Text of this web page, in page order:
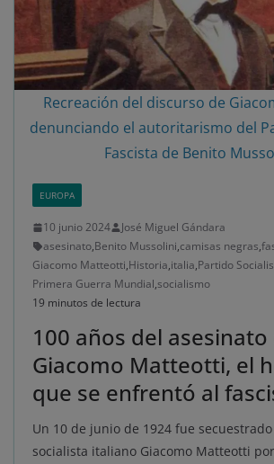
Recreación del discurso de
denunciando el autoritarismo del
Fascista de Benito
EUROPA
10 junio 2024
José Miguel Gándara
asesinato,Benito Mussolini,camisas negras,
Giacomo Matteotti,Historia,italia,Partido
Primera Guerra Mundial,socialismo
19 minutos de lectura
100 años del asesinato
Giacomo Matteotti, el
que se enfrentó al
Un 10 de junio de 1924 fue
socialista italiano Giacomo Matteotti